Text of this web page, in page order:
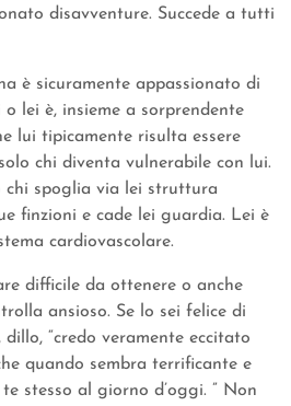
disavventure. Succede a tutti
è sicuramente appassionato di
lei è, insieme a sorprendente
lui tipicamente risulta essere
chi diventa vulnerabile con lui.
chi spoglia via lei struttura
finzioni e cade lei guardia. Lei è
cardiovascolare.
difficile da ottenere o anche
ansioso. Se lo sei felice di
“credo veramente eccitato
quando sembra terrificante e
stesso al giorno d’oggi. ” Non